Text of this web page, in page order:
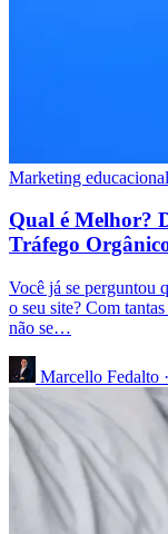
Marketing educacional
Qual é Melhor?
Tráfego
Você já se perguntou
o seu site? Com
não se…
Marcello Fedalto ·